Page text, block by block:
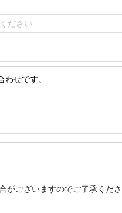
がございますのでご了承くだ